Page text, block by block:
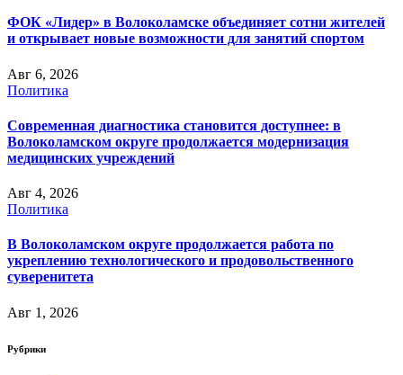
ФОК «Лидер» в Волоколамске объединяет сотни жителей
и открывает новые возможности для занятий спортом
Авг 6, 2026
Политика
Современная диагностика становится доступнее: в
Волоколамском округе продолжается модернизация
медицинских учреждений
Авг 4, 2026
Политика
В Волоколамском округе продолжается работа по
укреплению технологического и продовольственного
суверенитета
Авг 1, 2026
Рубрики